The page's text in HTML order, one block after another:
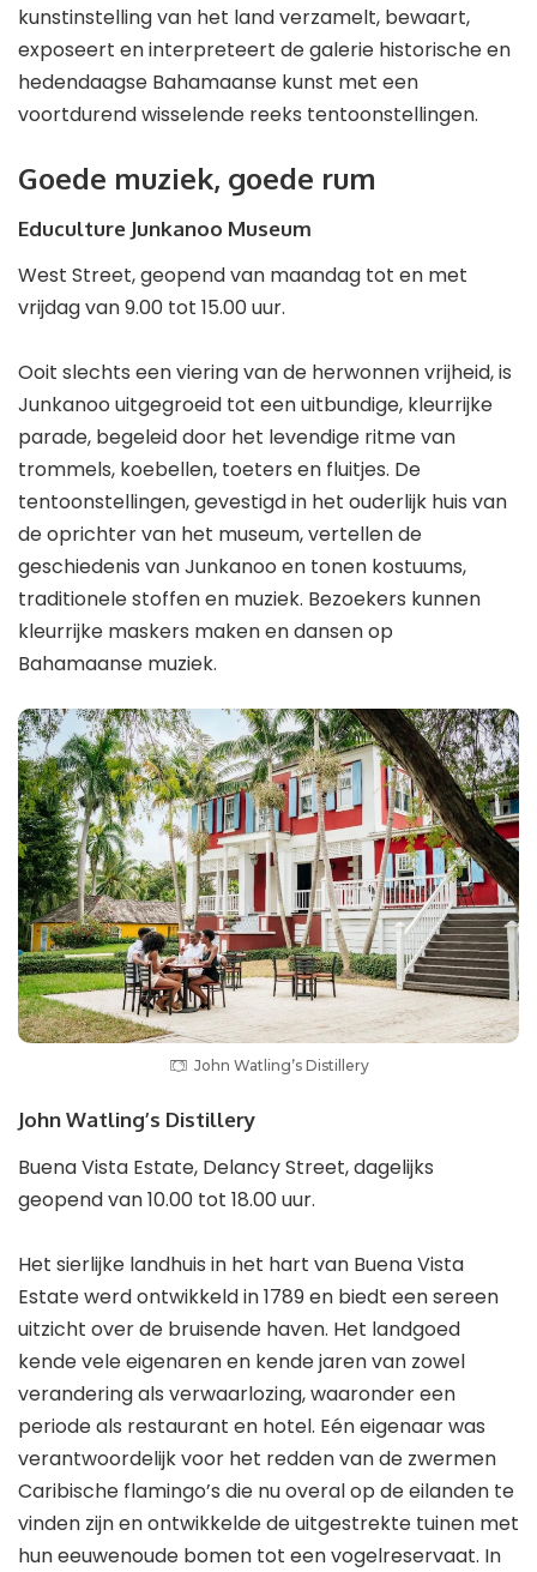
kunstinstelling van het land verzamelt, bewaart,
exposeert en interpreteert de galerie historische en
hedendaagse Bahamaanse kunst met een
voortdurend wisselende reeks tentoonstellingen.
Goede muziek, goede rum
Educulture Junkanoo Museum
West Street, geopend van maandag tot en met
vrijdag van 9.00 tot 15.00 uur.
Ooit slechts een viering van de herwonnen vrijheid, is
Junkanoo uitgegroeid tot een uitbundige, kleurrijke
parade, begeleid door het levendige ritme van
trommels, koebellen, toeters en fluitjes. De
tentoonstellingen, gevestigd in het ouderlijk huis van
de oprichter van het museum, vertellen de
geschiedenis van Junkanoo en tonen kostuums,
traditionele stoffen en muziek. Bezoekers kunnen
kleurrijke maskers maken en dansen op
Bahamaanse muziek.
John Watling’s Distillery
John Watling’s Distillery
Buena Vista Estate, Delancy Street, dagelijks
geopend van 10.00 tot 18.00 uur.
Het sierlijke landhuis in het hart van Buena Vista
Estate werd ontwikkeld in 1789 en biedt een sereen
uitzicht over de bruisende haven. Het landgoed
kende vele eigenaren en kende jaren van zowel
verandering als verwaarlozing, waaronder een
periode als restaurant en hotel. Eén eigenaar was
verantwoordelijk voor het redden van de zwermen
Caribische flamingo’s die nu overal op de eilanden te
vinden zijn en ontwikkelde de uitgestrekte tuinen met
hun eeuwenoude bomen tot een vogelreservaat. In